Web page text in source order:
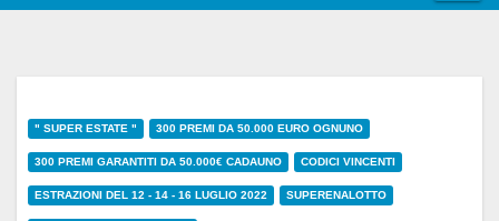
" SUPER ESTATE " 300 PREMI DA 50.000 EURO OGNUNO
300 PREMI GARANTITI DA 50.000€ CADAUNO CODICI VINCENTI
ESTRAZIONI DEL 12 - 14 - 16 LUGLIO 2022 SUPERENALOTTO